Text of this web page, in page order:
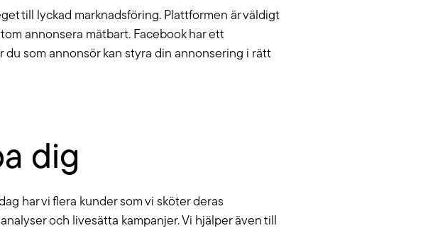
till lyckad marknadsföring. Plattformen är väldigt
annonsera mätbart. Facebook har ett
som annonsör kan styra din annonsering i rätt
dig
har vi flera kunder som vi sköter deras
och livesätta kampanjer. Vi hjälper även till